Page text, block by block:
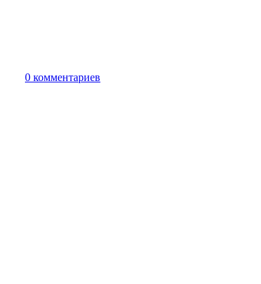
0 комментариев